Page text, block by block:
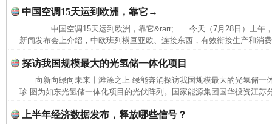
中国空调15天运到欧洲，靠它→
中国空调15天运到欧洲，靠它&rarr; 今天（7月28日）上午，
新闻发布会上介绍，中欧班列横亘亚欧、连接东西，有效衔接生产和消
探访我国规模最大的光氢储一体化项目
向新向绿向未来丨滩涂之上 绿能奔涌探访我国规模最大的光氢储一
珍 图为如东光氢储一体化项目的光伏阵列。国家能源集团国华投资
上半年经济数据发布，释放哪些信号？